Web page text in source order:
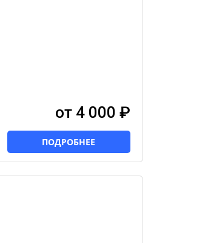
от 4 000 ₽
ПОДРОБНЕЕ